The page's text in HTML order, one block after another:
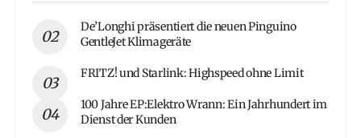
De’Longhi präsentiert die neuen Pinguino
GentleJet Klimageräte
FRITZ! und Starlink: Highspeed ohne Limit
100 Jahre EP:Elektro Wrann: Ein Jahrhundert im
Dienst der Kunden